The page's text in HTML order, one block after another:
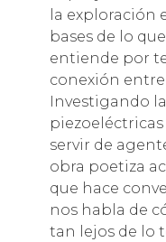
la exploración
bases de lo
entiende por
conexión entre
Investigando
servir de
obra poetiza
que hace
nos habla de
tan lejos de lo